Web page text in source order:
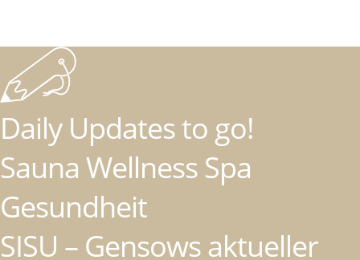
Daily Updates to go!
Sauna Wellness Spa
Gesundheit
SISU – Gensows aktueller